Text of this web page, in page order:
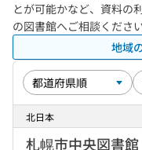
とが可能かなど、資料の
の図書館へご相談くださ
地域
北日本
札幌市中央図書館